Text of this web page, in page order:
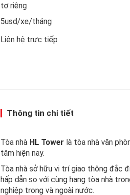
tơ riêng
5usd/xe/tháng
Liên hệ trực tiếp
Thông tin chi tiết
Tòa nhà HL Tower là tòa nhà văn
tâm hiện nay.
Tòa nhà sở hữu vi trí giao thông đắc
hấp dẫn so với cùng hạng tòa nhà
nghiệp trong và ngoài nước.